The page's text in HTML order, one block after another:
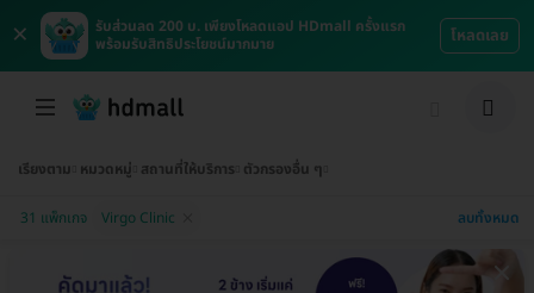
×
รับส่วนลด 200 บ. เพียงโหลดแอป HDmall ครั้งแรก
พร้อมรับสิทธิประโยชน์มากมาย
โหลดเลย
เรียงตาม หมวดหมู่ สถานที่ให้บริการ ตัวกรองอื่น ๆ
31 แพ็กเกจ Virgo Clinic ลบทั้งหมด